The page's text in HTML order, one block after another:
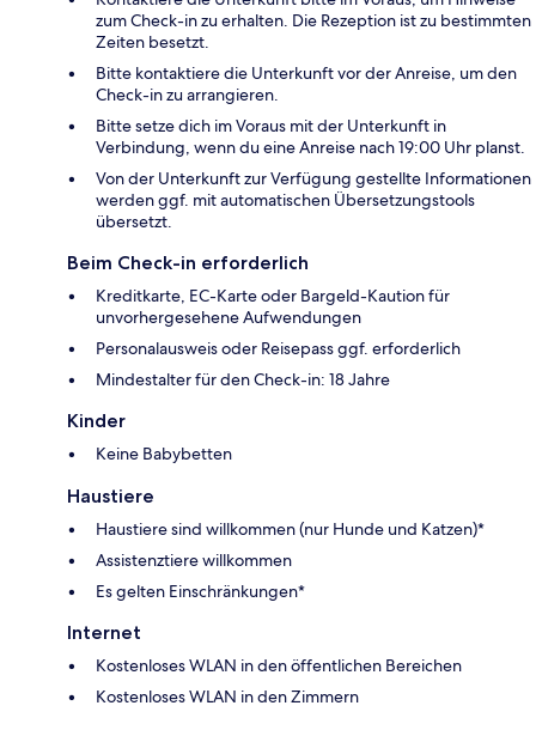
zum Check-in zu erhalten. Die Rezeption ist zu bestimmten
Zeiten besetzt.
Bitte kontaktiere die Unterkunft vor der Anreise, um den
Check-in zu arrangieren.
Bitte setze dich im Voraus mit der Unterkunft in
Verbindung, wenn du eine Anreise nach 19:00 Uhr planst.
Von der Unterkunft zur Verfügung gestellte Informationen
werden ggf. mit automatischen Übersetzungstools
übersetzt.
Beim Check-in erforderlich
Kreditkarte, EC-Karte oder Bargeld-Kaution für
unvorhergesehene Aufwendungen
Personalausweis oder Reisepass ggf. erforderlich
Mindestalter für den Check-in: 18 Jahre
Kinder
Keine Babybetten
Haustiere
Haustiere sind willkommen (nur Hunde und Katzen)*
Assistenztiere willkommen
Es gelten Einschränkungen*
Internet
Kostenloses WLAN in den öffentlichen Bereichen
Kostenloses WLAN in den Zimmern